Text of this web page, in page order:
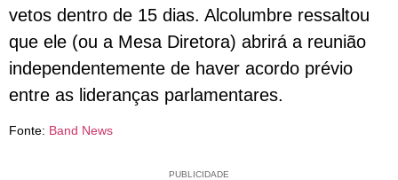
vetos dentro de 15 dias. Alcolumbre ressaltou
que ele (ou a Mesa Diretora) abrirá a reunião
independentemente de haver acordo prévio
entre as lideranças parlamentares.
Fonte: Band News
PUBLICIDADE